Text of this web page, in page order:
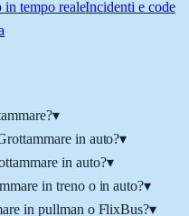
in tempo realeIncidenti e code
▾
in auto?▾
in auto?▾
in treno o in auto?▾
in pullman o FlixBus?▾